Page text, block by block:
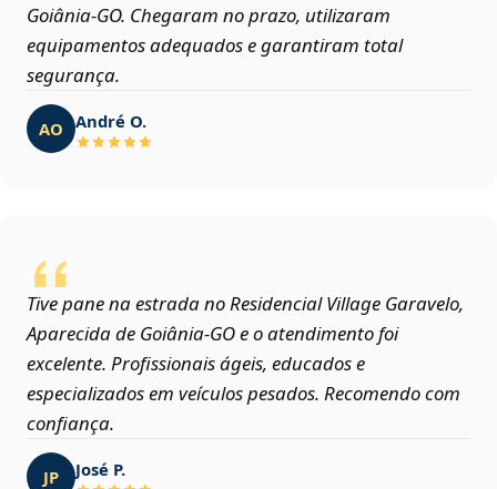
Goiânia‑GO. Chegaram no prazo, utilizaram
equipamentos adequados e garantiram total
segurança.
AO André O.
Tive pane na estrada no Residencial Village Garavelo,
Aparecida de Goiânia‑GO e o atendimento foi
excelente. Profissionais ágeis, educados e
especializados em veículos pesados. Recomendo com
confiança.
JP José P.